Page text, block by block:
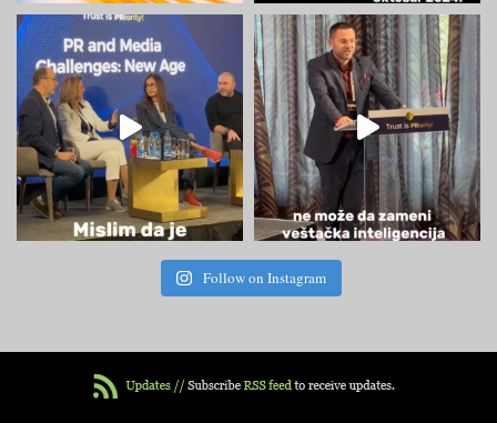
Follow on Instagram